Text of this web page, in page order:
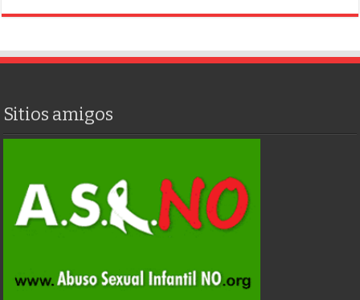
Sitios amigos